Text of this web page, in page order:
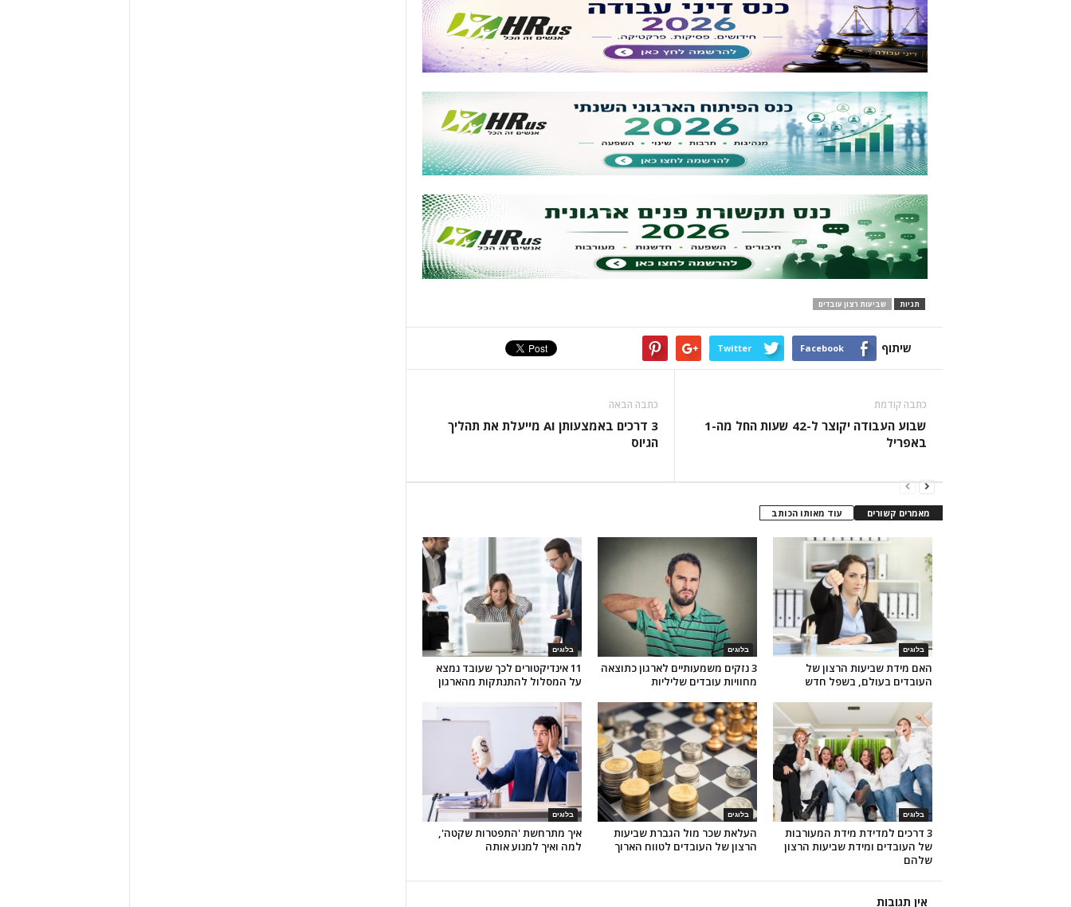
תגיות שביעות רצון עובדים
שיתוף Facebook
Twitter
כתבה קודמת
שבוע העבודה יקוצר ל-42 שעות החל מה-1
באפריל
כתבה הבאה
3 דרכים באמצעותן AI מייעלת את תהליך
הגיוס
מאמרים קשורים עוד מאותו הכותב
בלוגים
11 אינדיקטורים לכך שעובד נמצא
על המסלול להתנתקות מהארגון
בלוגים
3 נזקים משמעותיים לארגון כתוצאה
מחוויות עובדים שליליות
בלוגים
האם מידת שביעות הרצון של
העובדים בעולם, בשפל חדש
בלוגים
איך מתרחשת 'התפטרות שקטה',
למה ואיך למנוע אותה
בלוגים
העלאת שכר מול הגברת שביעות
הרצון של העובדים לטווח הארוך
בלוגים
3 דרכים למדידת מידת המעורבות
של העובדים ומידת שביעות הרצון
שלהם
אין תגובות